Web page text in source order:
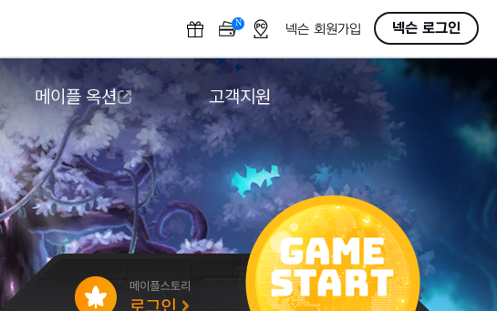
N OFF넥슨 회원가입 넥슨 로그인
메이플 옥션
메이플 옥션
고객지원
다운로드
도움말/1:1문의
버그악용/불법프로그램 신고
게임 접근성